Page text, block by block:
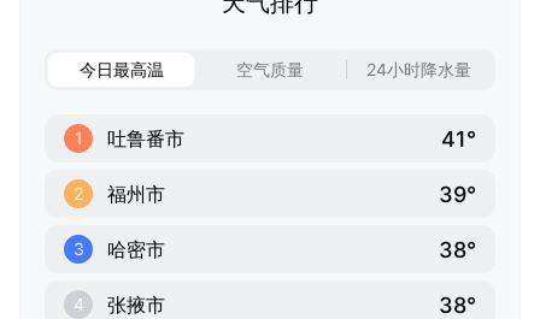
今日最高温 空气质量 24小时降水量
1 吐鲁番市 41°
2 福州市 39°
3 哈密市 38°
4 张掖市 38°